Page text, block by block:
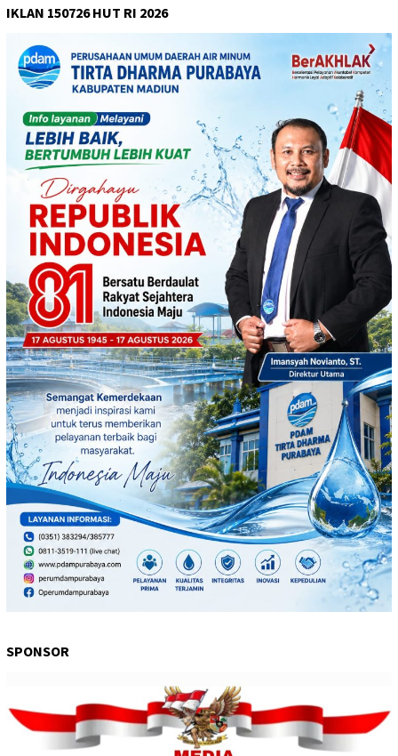
IKLAN 150726 HUT RI 2026
SPONSOR